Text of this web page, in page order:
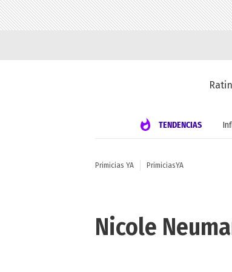
TENDENCIAS
Primicias YA PrimiciasYA
Nicole